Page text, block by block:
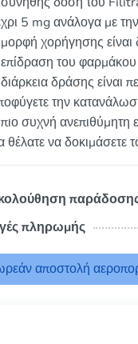
5 mg ανάλογα με
χορήγησης είναι
του φαρμάκου
δράσης είναι
την
συχνή ανεπιθύμητη
θέλατε να δοκιμάσετε
πληρωμής
αποστολή